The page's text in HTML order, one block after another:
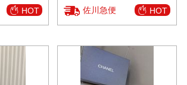
HOT 佐川急便 HOT